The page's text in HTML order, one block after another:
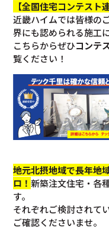
【全国住宅コンテスト
近畿ハイムでは皆様の
界にも認められる施工
こちらからぜひコンテ
覧ください！
地元北摂地域で長年地
ロ！新築注文住宅・各
す。
それぞれご検討されて
ご確認くださいませ。